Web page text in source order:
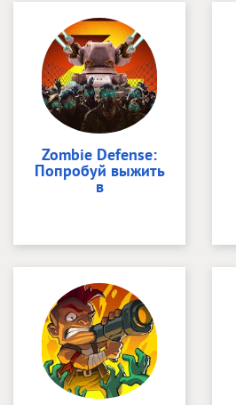
Zombie Defense:
Попробуй выжить
в